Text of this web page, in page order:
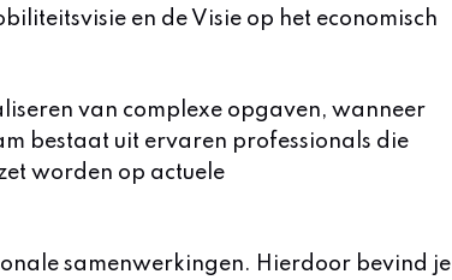
en de Visie op het economisch
van complexe opgaven, wanneer
bestaat uit ervaren professionals die
worden op actuele
samenwerkingen. Hierdoor bevind je